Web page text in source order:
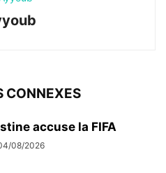
CONNEXES
accuse la FIFA
08/2026